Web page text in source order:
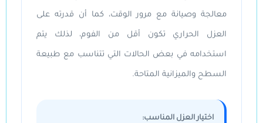
معالجة وصيانة مع مرور الوقت، كما أن قدرته على
العزل الحراري تكون أقل من الفوم، لذلك يتم
استخدامه في بعض الحالات التي تتناسب مع طبيعة
السطح والميزانية المتاحة.
اختيار العزل المناسب: